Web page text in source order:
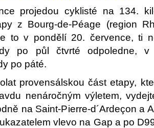
projedou cyklisté na 134.
z Bourg-de-Péage (region
to v pondělí 20. července, ti
po půl čtvrté odpoledne,
po páté.
provensálskou část etapy,
nenáročným výletem,
na Saint-Pierre-d´Ardeçon a
vlevo na Gap a po